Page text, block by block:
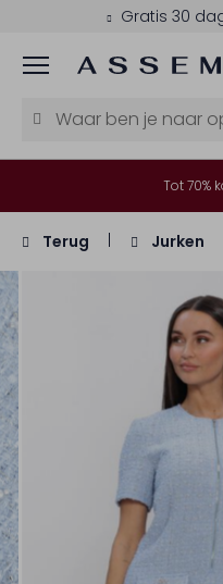
Gratis 30
Menu
Tot 70%
Terug Jurken